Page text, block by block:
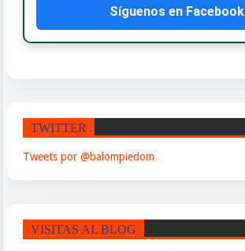
Síguenos en Facebook
TWITTER
Tweets por @balompiedom
VISITAS AL BLOG